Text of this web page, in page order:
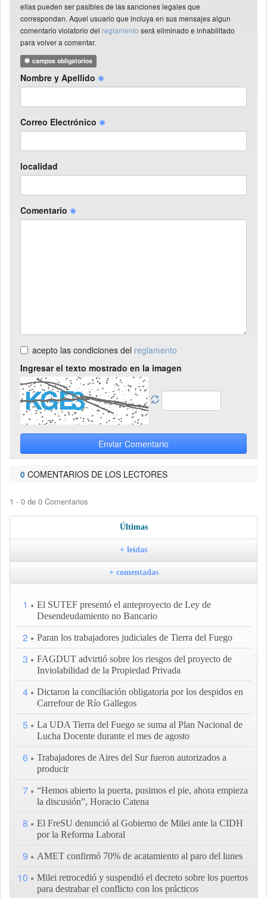
ellas pueden ser pasibles de las sanciones legales que
correspondan. Aquel usuario que incluya en sus mensajes algun
comentario violatorio del reglamento será eliminado e inhabilitado
para volver a comentar.
campos obligatorios
Nombre y Apellido
Correo Electrónico
localidad
Comentario
acepto las condiciones del reglamento
Ingresar el texto mostrado en la imagen
Enviar Comentario
0 COMENTARIOS DE LOS LECTORES
1 - 0 de 0 Comentarios
Últimas
+ leídas
+ comentadas
1
El SUTEF presentó el anteproyecto de Ley de
Desendeudamiento no Bancario
2 Paran los trabajadores judiciales de Tierra del Fuego
3
FAGDUT advirtió sobre los riesgos del proyecto de
Inviolabilidad de la Propiedad Privada
4
Dictaron la conciliación obligatoria por los despidos en
Carrefour de Río Gallegos
5
La UDA Tierra del Fuego se suma al Plan Nacional de
Lucha Docente durante el mes de agosto
6
Trabajadores de Aires del Sur fueron autorizados a
producir
7
“Hemos abierto la puerta, pusimos el pie, ahora empieza
la discusión”, Horacio Catena
8
El FreSU denunció al Gobierno de Milei ante la CIDH
por la Reforma Laboral
9 AMET confirmó 70% de acatamiento al paro del lunes
10
Milei retrocedió y suspendió el decreto sobre los puertos
para destrabar el conflicto con los prácticos